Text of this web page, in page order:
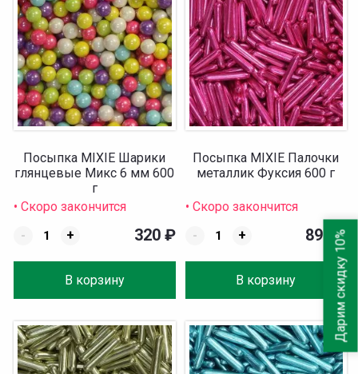
Посыпка MIXIE Шарики
глянцевые Микс 6 мм 600
г
• Скоро закончится
-
+
В корзину
320 ₽
Посыпка MIXIE Палочки
металлик Фуксия 600 г
• Скоро закончится
-
+
В корзину
890₽
Дарим скидку 10%